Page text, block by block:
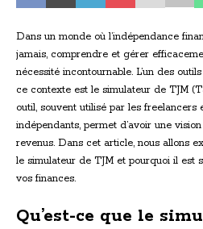
Dans un monde où l’indépendance
jamais, comprendre et gérer
nécessité incontournable. L’un des
ce contexte est le simulateur de TJM
outil, souvent utilisé par les freelancers
indépendants, permet d’avoir une
revenus. Dans cet article, nous allons
le simulateur de TJM et pourquoi il est
vos finances.
Qu’est-ce que le